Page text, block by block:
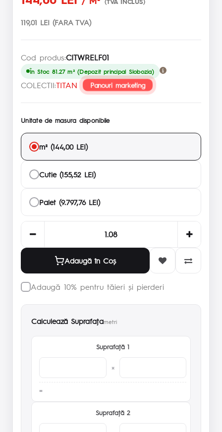
119,01 LEI (FARA TVA)
Cod produs:CITWRELF01
În Stoc 81.27 m² (Depozit principal Slobozia)
COLECTII:TITAN Panouri marketing
Unitate de masura disponibile
m² (144,00 LEI)
Cutie (155,52 LEI)
Palet (9.797,76 LEI)
Adaugă în Coş
Adaugă 10% pentru tăieri și pierderi
Calculează Suprafaţametri
Suprafaţă 1
×
Suprafaţă 2